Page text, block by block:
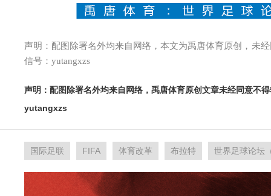
声明：配图除署名外均来自网络，本文为禹唐体育原创，未
信号：yutangxzs
声明：配图除署名外均来自网络，禹唐体育原创文章未经同意不
yutangxzs
国际足联 FIFA 体育改革 布拉特 世界足球论坛